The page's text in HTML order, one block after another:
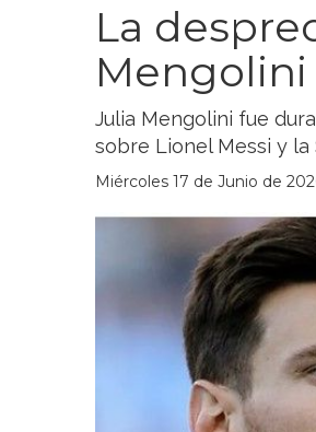
La
Mengolini
Julia Mengolini fue
sobre Lionel Messi y la
Miércoles 17 de Junio de